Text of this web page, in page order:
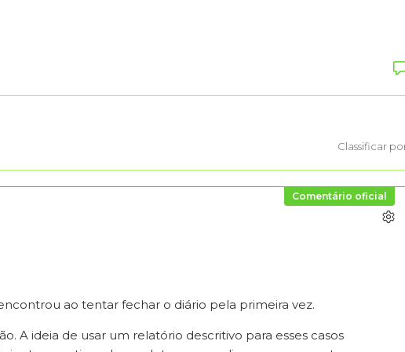
Classificar
Comentário oficial
ao tentar fechar o diário pela primeira vez.
A ideia de usar um relatório descritivo para esses casos